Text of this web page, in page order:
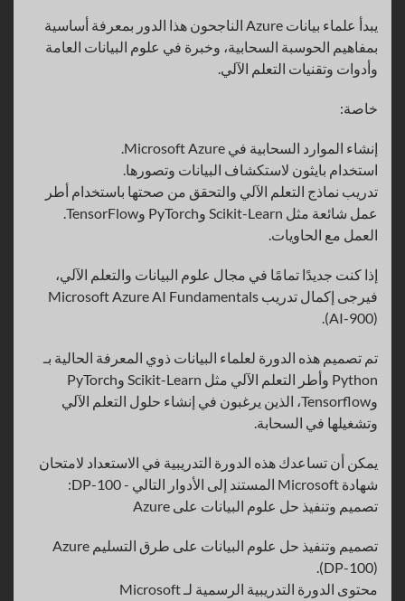
يبدأ علماء بيانات Azure الناجحون هذا الدور بمعرفة أساسية
بمفاهيم الحوسبة السحابية، وخبرة في علوم البيانات العامة
وأدوات وتقنيات التعلم الآلي.
خاصة:
إنشاء الموارد السحابية في Microsoft Azure.
استخدام بايثون لاستكشاف البيانات وتصورها.
تدريب نماذج التعلم الآلي والتحقق من صحتها باستخدام أطر
عمل شائعة مثل Scikit-Learn وPyTorch وTensorFlow.
العمل مع الحاويات.
إذا كنت جديدًا تمامًا في مجال علوم البيانات والتعلم الآلي،
فيرجى إكمال تدريب Microsoft Azure AI Fundamentals
(AI-900).
تم تصميم هذه الدورة لعلماء البيانات ذوي المعرفة الحالية بـ
Python وأطر التعلم الآلي مثل Scikit-Learn وPyTorch
وTensorflow، الذين يرغبون في إنشاء حلول التعلم الآلي
وتشغيلها في السحابة.
يمكن أن تساعدك هذه الدورة التدريبية في الاستعداد لامتحان
شهادة Microsoft المستند إلى الأدوار التالي - DP-100:
تصميم وتنفيذ حل علوم البيانات على Azure
تصميم وتنفيذ حل علوم البيانات على طرق التسليم Azure
(DP-100).
محتوى الدورة التدريبية الرسمية لـ Microsoft